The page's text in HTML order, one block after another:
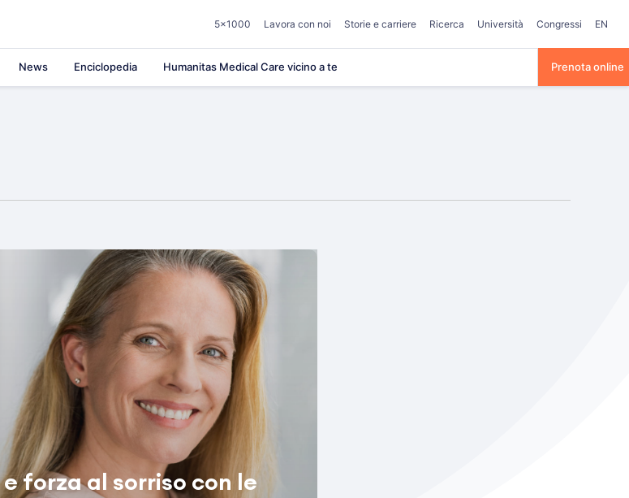
5×1000 Lavora con noi Storie e carriere Ricerca Università Congressi EN
News Enciclopedia Humanitas Medical Care vicino a te Prenota online
forza al sorriso con le